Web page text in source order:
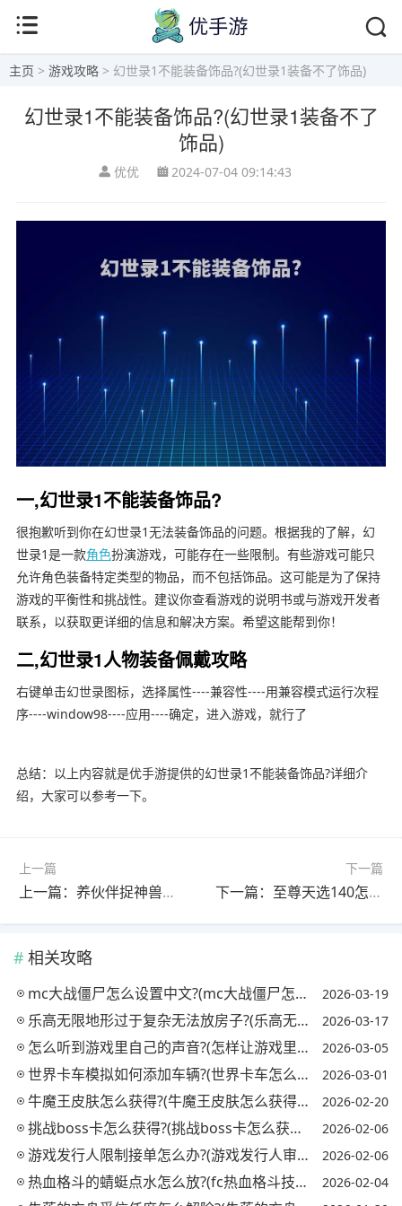
主页 > 游戏攻略 > 幻世录1不能装备饰品?(幻世录1装备不了饰品)
幻世录1不能装备饰品?(幻世录1装备不了
饰品)
优优 2024-07-04 09:14:43
一,幻世录1不能装备饰品?
很抱歉听到你在幻世录1无法装备饰品的问题。根据我的了解，幻
世录1是一款角色扮演游戏，可能存在一些限制。有些游戏可能只
允许角色装备特定类型的物品，而不包括饰品。这可能是为了保持
游戏的平衡性和挑战性。建议你查看游戏的说明书或与游戏开发者
联系，以获取更详细的信息和解决方案。希望这能帮到你！
二,幻世录1人物装备佩戴攻略
右键单击幻世录图标，选择属性----兼容性----用兼容模式运行次程
序----window98----应用----确定，进入游戏，就行了
总结：以上内容就是优手游提供的幻世录1不能装备饰品?详细介
绍，大家可以参考一下。
上一篇
上一篇：养伙伴捉神兽怎么召唤伙伴?(养伙伴捉神兽技能)
下一篇
下一篇：至尊天选140怎么快速得到?(至尊天选140怎么快速得到原神)
相关攻略
mc大战僵尸怎么设置中文?(mc大战僵尸怎么设置中文字幕) 2026-03-19
乐高无限地形过于复杂无法放房子?(乐高无限地形大全) 2026-03-17
怎么听到游戏里自己的声音?(怎样让游戏里的人听到自己放的歌) 2026-03-05
世界卡车模拟如何添加车辆?(世界卡车怎么加mod) 2026-03-01
牛魔王皮肤怎么获得?(牛魔王皮肤怎么获得视频) 2026-02-20
挑战boss卡怎么获得?(挑战boss卡怎么获得最快) 2026-02-06
游戏发行人限制接单怎么办?(游戏发行人审核需要多久) 2026-02-06
热血格斗的蜻蜓点水怎么放?(fc热血格斗技能) 2026-02-04